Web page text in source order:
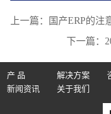
上一篇：
国产ERP的注
下一篇：
产 品 解决方案
新闻资讯
关于我们